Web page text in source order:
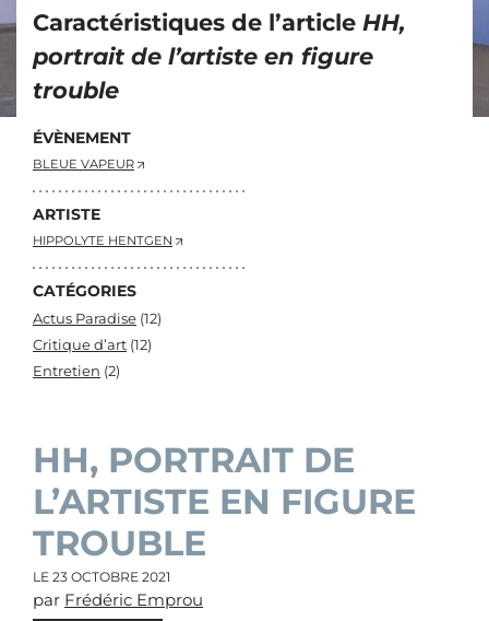
Caractéristiques de l’article HH,
portrait de l’artiste en figure
trouble
ÉVÈNEMENT
BLEUE VAPEUR
ARTISTE
HIPPOLYTE HENTGEN
CATÉGORIES
Actus Paradise (12)
Critique d’art (12)
Entretien (2)
HH, PORTRAIT DE
L’ARTISTE EN FIGURE
TROUBLE
LE 23 OCTOBRE 2021
par Frédéric Emprou